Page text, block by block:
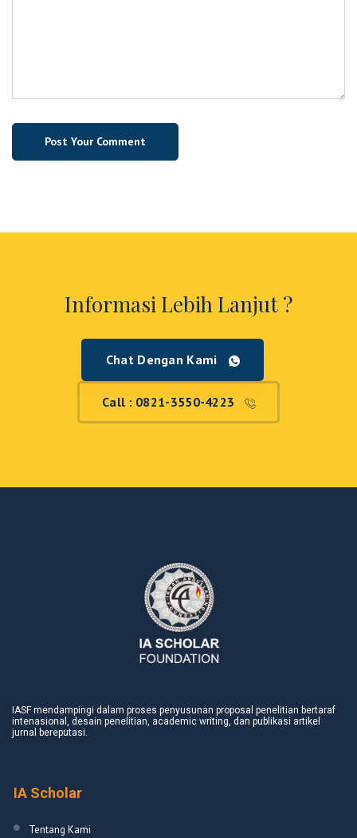
Informasi Lebih Lanjut ?
Chat Dengan Kami
Call : 0821-3550-4223
IASF mendampingi dalam proses penyusunan proposal penelitian bertaraf
intenasional, desain penelitian, academic writing, dan publikasi artikel
jurnal bereputasi.
IA Scholar
Tentang Kami